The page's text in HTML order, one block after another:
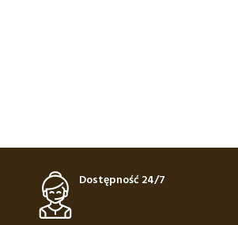
Dostępność 24/7